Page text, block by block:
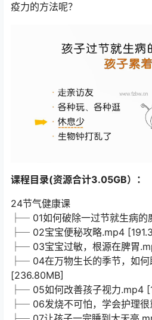
疫力的方法呢？
课程目录(资源合计3.05GB）：
24节气健康课
├─ 01如何破除一过节就生病
├─ 02宝宝便秘攻略.mp4
├─ 03宝宝过敏，根源在脾胃
├─ 04在万物生长的季节，如
[236.80MB]
├─ 05如何改善孩子视力.mp4
├─ 06发烧不可怕，学会护理